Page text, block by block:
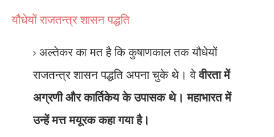
यौधेयों राजतन्त्र शासन पद्धति
अल्तेकर का मत है कि कुषाणकाल तक यौधेयों
राजतन्त्र शासन पद्धति अपना चुके थे। वेवीरता में
अग्रणी और कार्तिकेय के उपासक थे। महाभारत में
उन्हें मत्त मयूरक कहा गया है।